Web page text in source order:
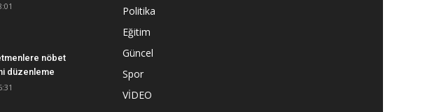
nöbet
düzenleme
Politika
Eğitim
Güncel
Spor
VİDEO